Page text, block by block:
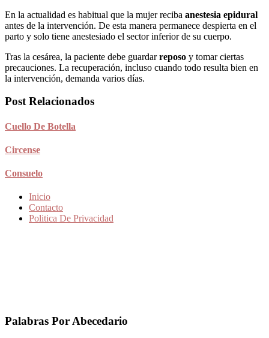
En la actualidad es habitual que la mujer reciba anestesia epidural
antes de la intervención. De esta manera permanece despierta en el
parto y solo tiene anestesiado el sector inferior de su cuerpo.
Tras la cesárea, la paciente debe guardarreposo y tomar ciertas
precauciones. La recuperación, incluso cuando todo resulta bien en
la intervención, demanda varios días.
Post Relacionados
Cuello De Botella
Circense
Consuelo
Inicio
Contacto
Politica De Privacidad
Palabras Por Abecedario